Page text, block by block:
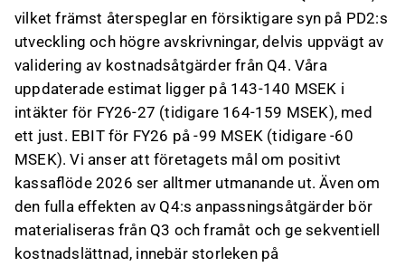
vilket främst återspeglar en försiktigare syn på PD2:s
utveckling och högre avskrivningar, delvis uppvägt av
validering av kostnadsåtgärder från Q4. Våra
uppdaterade estimat ligger på 143-140 MSEK i
intäkter för FY26-27 (tidigare 164-159 MSEK), med
ett just. EBIT för FY26 på -99 MSEK (tidigare -60
MSEK). Vi anser att företagets mål om positivt
kassaflöde 2026 ser alltmer utmanande ut. Även om
den fulla effekten av Q4:s anpassningsåtgärder bör
materialiseras från Q3 och framåt och ge sekventiell
kostnadslättnad, innebär storleken på